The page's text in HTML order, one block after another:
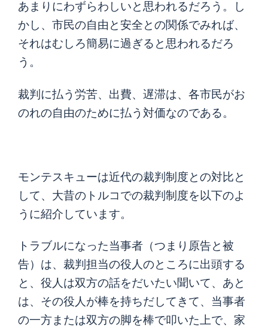
あまりにわずらわしいと思われるだろう。し
かし、市民の自由と安全との関係でみれば、
それはむしろ簡易に過ぎると思われるだろ
う。
裁判に払う労苦、出費、遅滞は、各市民がお
のれの自由のために払う対価なのである。
モンテスキューは近代の裁判制度との対比と
して、大昔のトルコでの裁判制度を以下のよ
うに紹介しています。
トラブルになった当事者（つまり原告と被
告）は、裁判担当の役人のところに出頭する
と、役人は双方の話をだいたい聞いて、あと
は、その役人が棒を持ちだしてきて、当事者
の一方または双方の脚を棒で叩いた上で、家